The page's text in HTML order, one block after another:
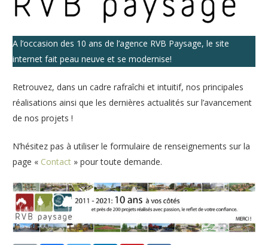
A l’occasion des 10 ans de l’agence RVB Paysage, le site
internet fait peau neuve et se modernise!
Retrouvez, dans un cadre rafraîchi et intuitif, nos principales
réalisations ainsi que les dernières actualités sur l’avancement
de nos projets !
N’hésitez pas à utiliser le formulaire de renseignements sur la
page « Contact » pour toute demande.